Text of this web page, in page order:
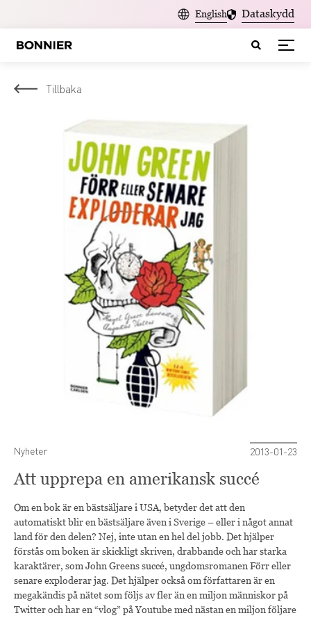
English Dataskydd
Tillbaka
Nyheter 2013-01-23
Att upprepa en amerikansk succé
Om en bok är en bästsäljare i USA, betyder det att den
automatiskt blir en bästsäljare även i Sverige – eller i något annat
land för den delen? Nej, inte utan en hel del jobb. Det hjälper
förstås om boken är skickligt skriven, drabbande och har starka
karaktärer, som John Greens succé, ungdomsromanen Förr eller
senare exploderar jag. Det hjälper också om författaren är en
megakändis på nätet som följs av fler än en miljon människor på
Twitter och har en “vlog” på Youtube med nästan en miljon följare